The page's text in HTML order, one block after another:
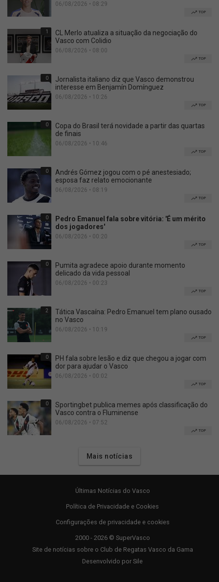
06/08/2026 • 08:29
TOP
1
CL Merlo atualiza a situação da negociação do
Vasco com Colidio
06/08/2026 • 08:00
TOP
0
Jornalista italiano diz que Vasco demonstrou
interesse em Benjamín Domínguez
06/08/2026 • 10:26
TOP
0
Copa do Brasil terá novidade a partir das quartas
de finais
06/08/2026 • 10:46
TOP
0
Andrés Gómez jogou com o pé anestesiado;
esposa faz relato emocionante
06/08/2026 • 08:19
TOP
0
Pedro Emanuel fala sobre vitória: 'É um mérito
dos jogadores'
06/08/2026 • 00:20
TOP
0
Pumita agradece apoio durante momento
delicado da vida pessoal
06/08/2026 • 00:23
TOP
2
Tática Vascaína: Pedro Emanuel tem plano ousado
no Vasco
06/08/2026 • 10:19
TOP
0
PH fala sobre lesão e diz que chegou a jogar com
dor para ajudar o Vasco
06/08/2026 • 00:02
TOP
0
Sportingbet publica memes após classificação do
Vasco contra o Fluminense
06/08/2026 • 07:52
TOP
Mais notícias
Últimas Notícias do Vasco
Política de Privacidade e Cookies
Configurações de privacidade e cookies
2000 - 2026 © SuperVasco
Site de notícias sobre o Club de Regatas Vasco da Gama
Desenvolvido por Sile